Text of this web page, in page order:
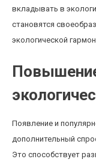
вкладывать в
становятся
экологической
Появление и
дополнительный
Это способствует